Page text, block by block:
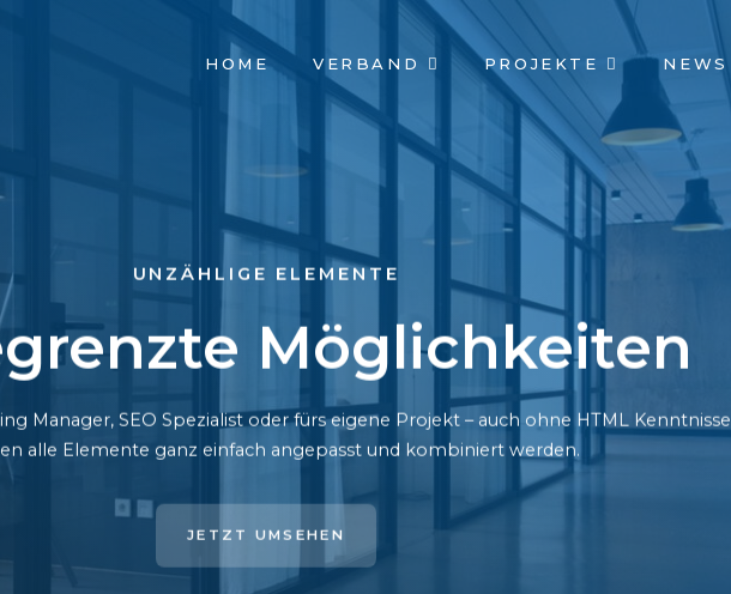
NAVIGATION
ÜBERSPRINGEN
HOME VERBAND PROJEKTE NEWS
UNZÄHLIGE ELEMENTE
Möglichkeiten
Manager, SEO Spezialist oder fürs eigene Projekt – auch ohne HTML Kenntnisse
alle Elemente ganz einfach angepasst und kombiniert werden.
JETZT UMSEHEN